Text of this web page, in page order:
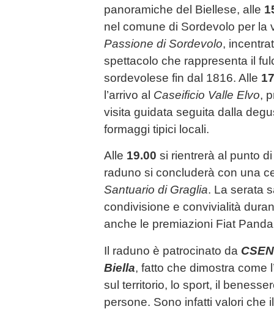
panoramiche del Biellese, alle
nel comune di Sordevolo per la
Passione di Sordevolo,
spettacolo che rappresenta il
sordevolese fin dal 1816. Alle
l’arrivo al Caseificio Valle Elvo,
visita guidata seguita dalla
formaggi tipici locali.
Alle 19.00 si rientrerà al punto
raduno si concluderà con una
Santuario di Graglia. La serata
condivisione e convivialità
anche le premiazioni Fiat
Il raduno è patrocinato da
Biella, fatto che dimostra come
sul territorio, lo sport, il
persone. Sono infatti valori che